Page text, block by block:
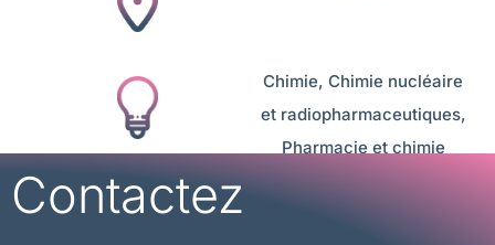
Chimie,Chimie nucléaire
et radiopharmaceutiques,
Pharmacie et chimie
Contactez